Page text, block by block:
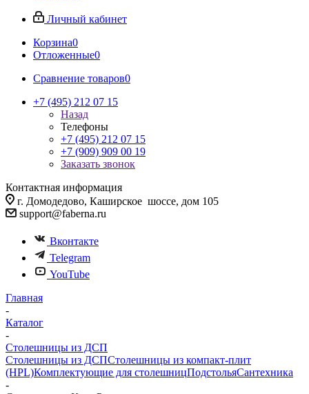
Личный кабинет
Корзина0
Отложенные0
Сравнение товаров0
+7 (495) 212 07 15
Назад
Телефоны
+7 (495) 212 07 15
+7 (909) 909 00 19
Заказать звонок
Контактная информация
г. Домодедово, Каширское шоссе, дом 105
support@faberna.ru
Вконтакте
Telegram
YouTube
Главная
-
Каталог
-
Столешницы из ДСП
Столешницы из ДСПСтолешницы из компакт-плит
(HPL)Комплектующие для столешницПодстольяСантехника
-